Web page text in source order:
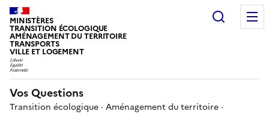
MINISTÈRES
TRANSITION ÉCOLOGIQUE
AMÉNAGEMENT DU TERRITOIRE
TRANSPORTS
VILLE ET LOGEMENT
Vos Questions
Transition écologique · Aménagement du territoire ·